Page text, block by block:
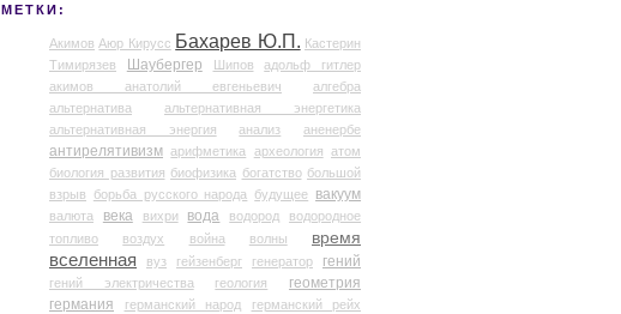
МЕТКИ:
Акимов Аюр Кирусс Бахарев Ю.П. Кастерин
Тимирязев
Шаубергер Шипов
адольф гитлер
акимов анатолий евгеньевич
алгебра
альтернатива
альтернативная энергетика
альтернативная энергия
анализ аненербе
антирелятивизм арифметика археология атом
биология развития биофизика богатство большой
взрыв
борьба русского народа будущее вакуум
валюта века вихри вода водород
водородное
топливо
воздух война волны
время
вселенная
вуз гейзенберг генератор гений
гений электричества геология
геометрия
германия
германский народ
германский рейх